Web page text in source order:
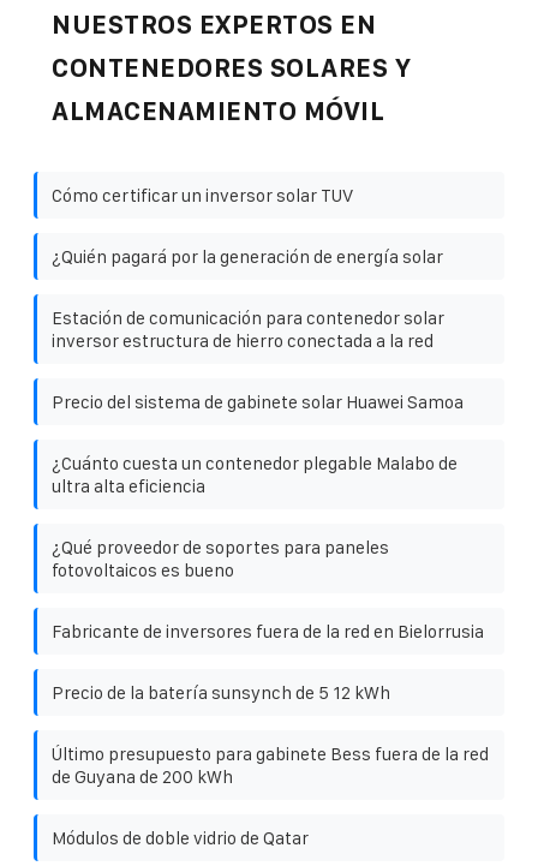
NUESTROS EXPERTOS EN
CONTENEDORES SOLARES Y
ALMACENAMIENTO MÓVIL
Cómo certificar un inversor solar TUV
¿Quién pagará por la generación de energía solar
Estación de comunicación para contenedor solar
inversor estructura de hierro conectada a la red
Precio del sistema de gabinete solar Huawei Samoa
¿Cuánto cuesta un contenedor plegable Malabo de
ultra alta eficiencia
¿Qué proveedor de soportes para paneles
fotovoltaicos es bueno
Fabricante de inversores fuera de la red en Bielorrusia
Precio de la batería sunsynch de 5 12 kWh
Último presupuesto para gabinete Bess fuera de la red
de Guyana de 200 kWh
Módulos de doble vidrio de Qatar